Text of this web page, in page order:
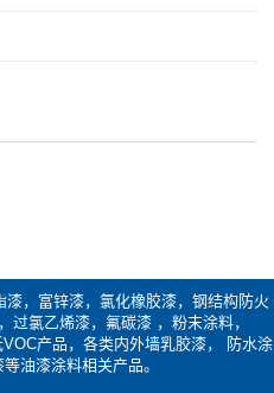
，富锌漆，氯化橡胶漆，钢结构防火
过氯乙烯漆，氟碳漆 ，粉末涂料，
产品，各类内外墙乳胶漆， 防水涂
油漆涂料相关产品。